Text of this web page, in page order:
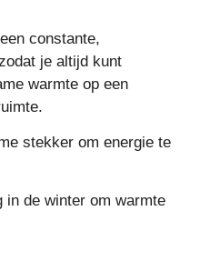
constante,
je altijd kunt
warmte op een
stekker om energie te
in de winter om warmte